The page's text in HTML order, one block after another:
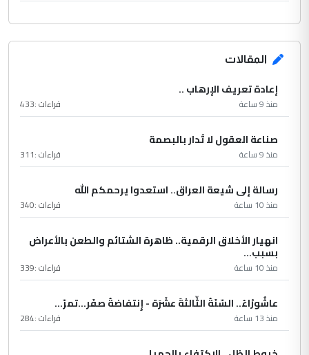
المقالات
إعادة تعريف الإرهاب ..
منذ 9 ساعة قراءات :433
صناعة العقول لا تُدار بالبصمة
منذ 9 ساعة قراءات :311
رسالة إلى شيعة العراق.. استعدوا يرحمكم الله
منذ 10 ساعة قراءات :340
انهيار الأخلاق الرقمية.. ظاهرة الشتائم والطعن بالأعراض
بسبب...
منذ 10 ساعة قراءات :339
عاشُورْاءُ.. السّنَةُ الثّالثةَ عشَرَة - إِنتفاضةُ صفَر…تمرّ...
منذ 13 ساعة قراءات :284